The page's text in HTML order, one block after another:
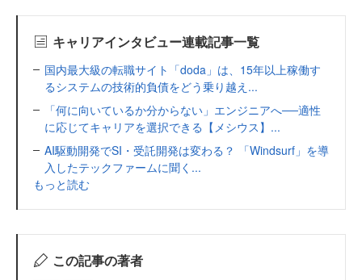
キャリアインタビュー連載記事一覧
国内最大級の転職サイト「doda」は、15年以上稼働す
るシステムの技術的負債をどう乗り越え...
「何に向いているか分からない」エンジニアへ──適性
に応じてキャリアを選択できる【メシウス】...
AI駆動開発でSI・受託開発は変わる？ 「Windsurf」を導
入したテックファームに聞く...
もっと読む
この記事の著者